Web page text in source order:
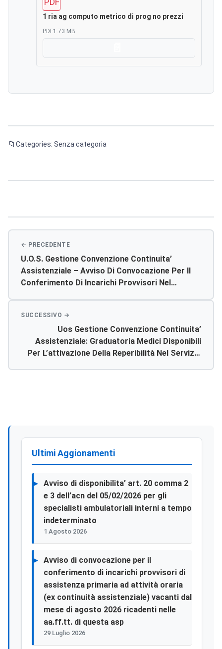
1 ria ag computo metrico di prog no prezzi
PDF1.73 MB
Categories: Senza categoria
U.o.s. Gestione Convenzione Continuita’
Assistenziale – Avviso Di Convocazione Per Il
Conferimento Di Incarichi Provvisori Nel
Uos Gestione Convenzione Continuita’
Assistenziale: Graduatoria Medici Disponibili
Per L’attivazione Della Reperibilità Nel Servizio
Ultimi Aggionamenti
Avviso di disponibilita’ art. 20 comma 2
e 3 dell’acn del 05/02/2026 per gli
specialisti ambulatoriali interni a tempo
indeterminato
1 Agosto 2026
Avviso di convocazione per il
conferimento di incarichi provvisori di
assistenza primaria ad attività oraria
(ex continuità assistenziale) vacanti dal
mese di agosto 2026 ricadenti nelle
aa.ff.tt. di questa asp
29 Luglio 2026